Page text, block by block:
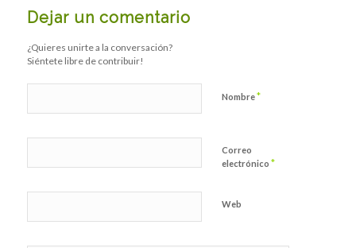
Dejar un comentario
¿Quieres unirte a la conversación?
Siéntete libre de contribuir!
Nombre*
Correo
electrónico *
Web